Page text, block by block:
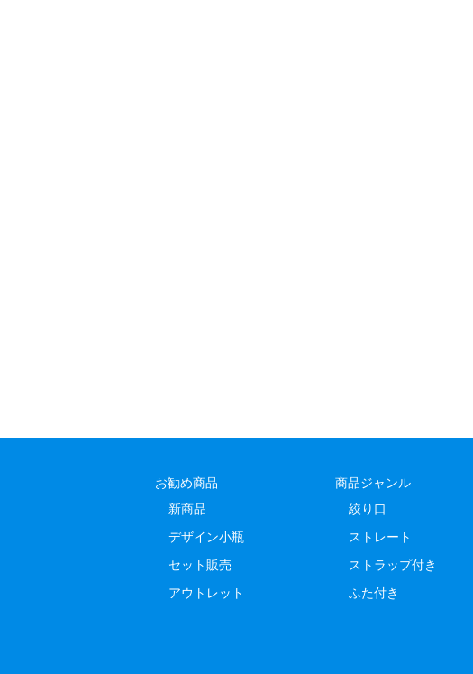
お勧め商品
新商品
デザイン小瓶
セット販売
アウトレット
商品ジャンル
絞り口
ストレート
ストラップ付き
ふた付き